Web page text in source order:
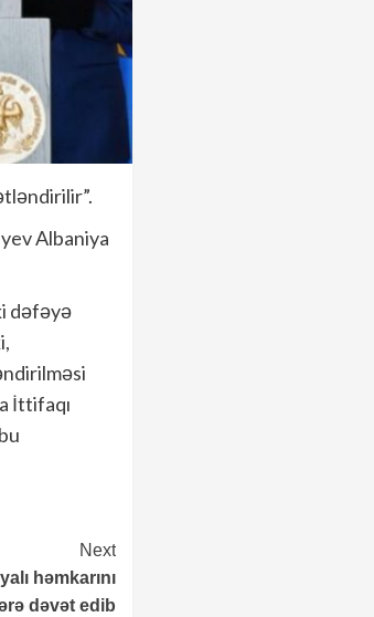
Albaniya
dəfəyə
İttifaqı
Next
həmkarını
dəvət edib